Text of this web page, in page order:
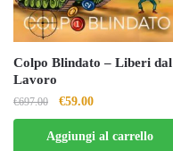
Colpo Blindato – Liberi dal
Lavoro
€697.00
Il
prezzo
originale
€59.00Il
prezzo
attuale
Aggiungi al carrello